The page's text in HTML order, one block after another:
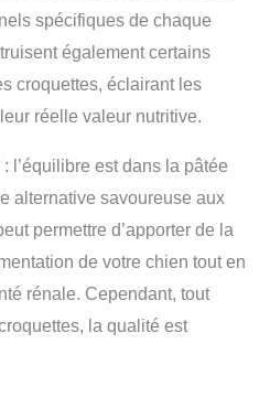
spécifiques de chaque
également certains
croquettes, éclairant les
réelle valeur nutritive.
l’équilibre est dans la pâtée
alternative savoureuse aux
permettre d’apporter de la
de votre chien tout en
rénale. Cependant, tout
la qualité est